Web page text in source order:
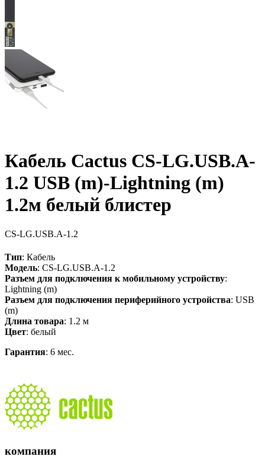
Кабель Cactus CS-LG.USB.A-
1.2 USB (m)-Lightning (m)
1.2м белый блистер
CS-LG.USB.A-1.2
Тип: Кабель
Модель: CS-LG.USB.A-1.2
Разъем для подключения к мобильному устройству:
Lightning (m)
Разъем для подключения периферийного устройства: USB
(m)
Длина товара: 1.2 м
Цвет: белый
Гарантия: 6 мес.
компания